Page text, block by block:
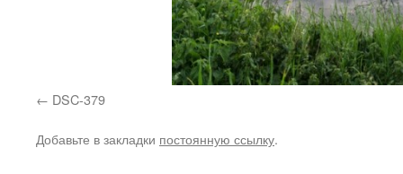
DSC-379
Добавьте в закладки постоянную ссылку.